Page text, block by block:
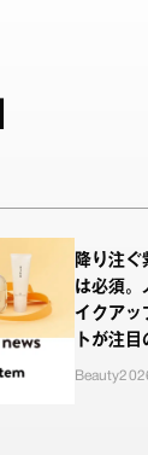
降り注ぐ
は必須。
イクアッ
トが注目
をお試し
Beauty